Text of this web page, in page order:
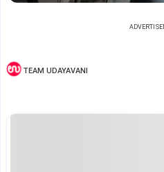
TEAM UDAYAVANI